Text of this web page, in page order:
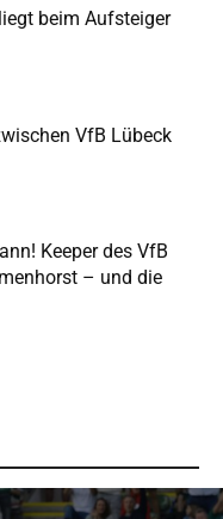
beim Aufsteiger
VfB Lübeck
Keeper des VfB
– und die